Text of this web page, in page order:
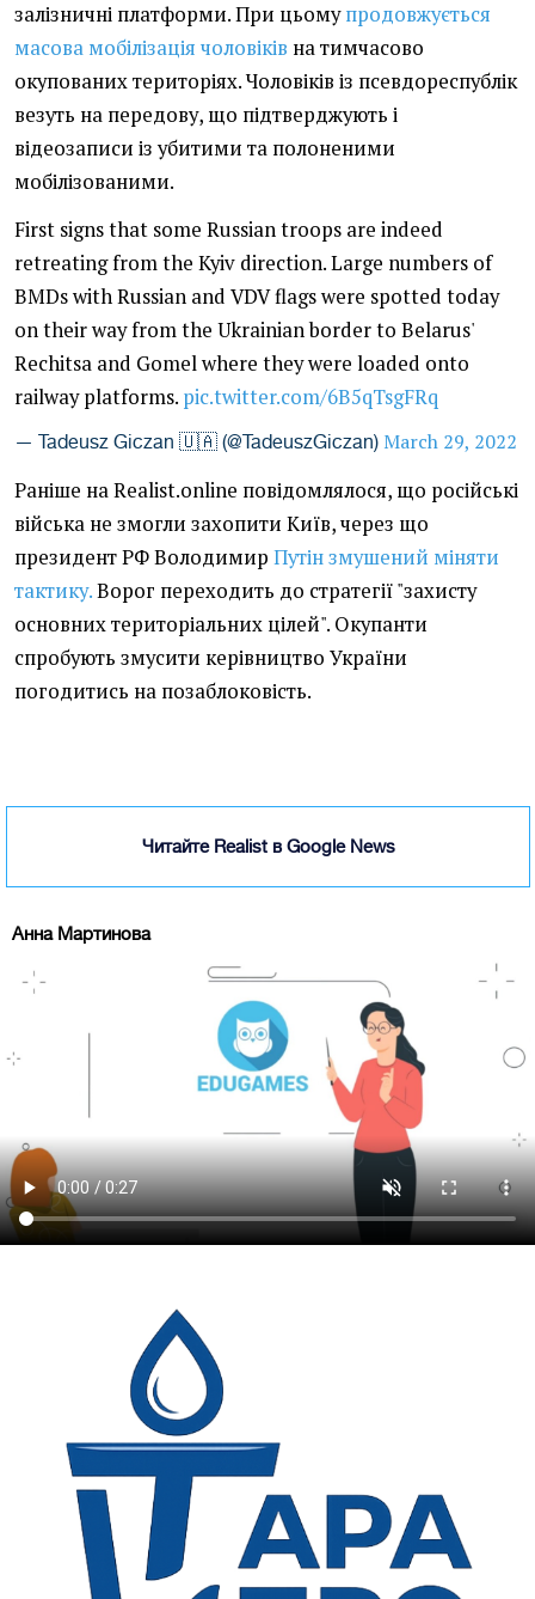
залізничні платформи. При цьомупродовжується
масова мобілізація чоловіків на тимчасово
окупованих територіях. Чоловіків із псевдореспублік
везуть на передову, що підтверджують і
відеозаписи із убитими та полоненими
мобілізованими.
First signs that some Russian troops are indeed
retreating from the Kyiv direction. Large numbers of
BMDs with Russian and VDV flags were spotted today
on their way from the Ukrainian border to Belarus'
Rechitsa and Gomel where they were loaded onto
railway platforms. pic.twitter.com/6B5qTsgFRq
— Tadeusz Giczan 🇺🇦 (@TadeuszGiczan) March 29, 2022
Раніше на Realist.online повідомлялося, що російські
війська не змогли захопити Київ, через що
президент РФ Володимир Путін змушений міняти
тактику.Ворог переходить до стратегії "захисту
основних територіальних цілей". Окупанти
спробують змусити керівництво України
погодитись на позаблоковість.
Читайте Realist в Google News
Анна Мартинова